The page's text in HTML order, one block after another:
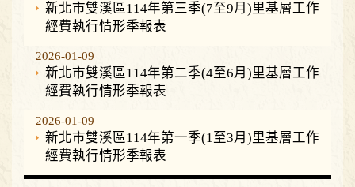
新北市雙溪區114年第三季(7至9月)里基層工作
經費執行情形季報表
新北市雙溪區114年第二季(4至6月)里基層工作
經費執行情形季報表
2026-01-09
新北市雙溪區114年第一季(1至3月)里基層工作
經費執行情形季報表
2026-01-09